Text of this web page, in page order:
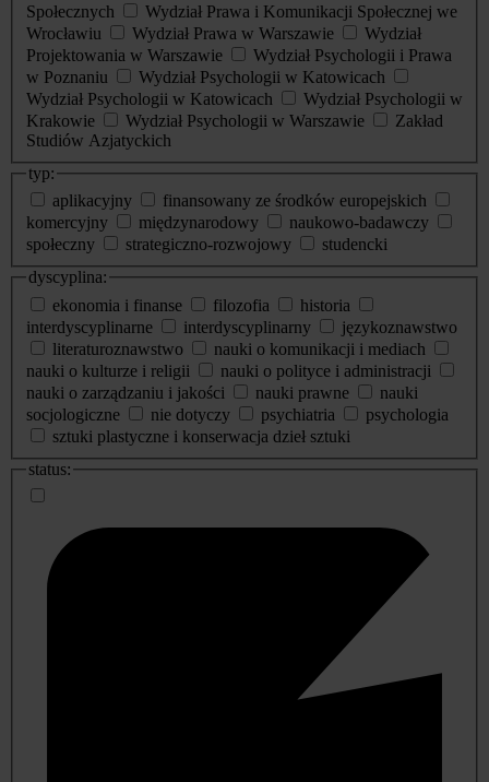
Społecznych
Wydział Prawa i Komunikacji Społecznej we
Wrocławiu
Wydział Prawa w Warszawie
Wydział
Projektowania w Warszawie
Wydział Psychologii i Prawa
w Poznaniu
Wydział Psychologii w Katowicach
Wydział Psychologii w Katowicach
Wydział Psychologii w
Krakowie
Wydział Psychologii w Warszawie
Zakład
Studiów Azjatyckich
typ:
aplikacyjny
finansowany ze środków europejskich
komercyjny
międzynarodowy
naukowo-badawczy
społeczny
strategiczno-rozwojowy
studencki
dyscyplina:
ekonomia i finanse
filozofia
historia
interdyscyplinarne
interdyscyplinarny
językoznawstwo
literaturoznawstwo
nauki o komunikacji i mediach
nauki o kulturze i religii
nauki o polityce i administracji
nauki o zarządzaniu i jakości
nauki prawne
nauki
socjologiczne
nie dotyczy psychiatria
psychologia
sztuki plastyczne i konserwacja dzieł sztuki
status: